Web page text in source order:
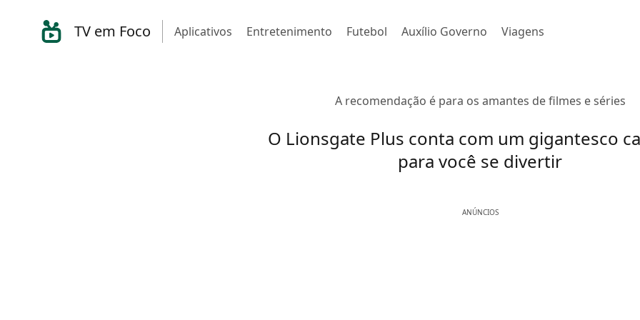
TV em Foco Aplicativos Entretenimento Futebol Auxílio Governo Viagens
A recomendação é para os amantes de filmes e séries
O Lionsgate Plus conta com um gigantesco
para você se divertir
ANÚNCIOS